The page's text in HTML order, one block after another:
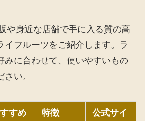
や身近な店舗で手に入る質の高
イフルーツをご紹介します。ラ
みに合わせて、使いやすいもの
い。
すめ
特徴
公式サイ